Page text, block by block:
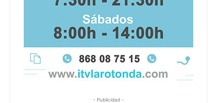
- Publicidad -